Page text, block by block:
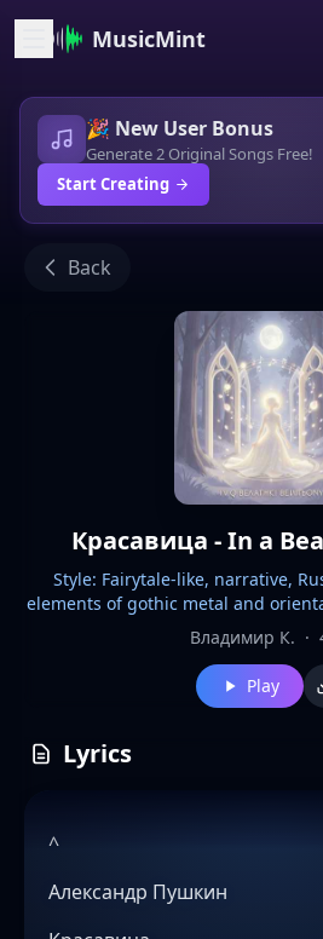
MusicMint
🎉 New User Bonus
Generate 2 Original Songs Free!
Start Creating
Back
Красавица - In a
Style: Fairytale-like, narrative,
elements of gothic metal and
characterized by a light texture,
increasing tension, Vocals: slightly
of emotion and vulnerability,
piano, harp, kantele, and Pan flute,
vocals and instruments, and a
changes dynamically, The sound is
Владимир К. ·
Play
Lyrics
^
Александр Пушкин